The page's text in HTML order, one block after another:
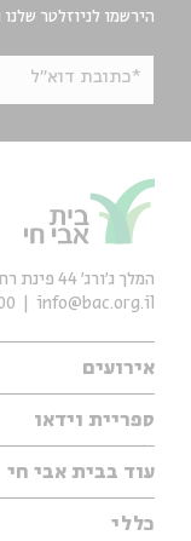
הירשמו לניוזלטר
*כתובת דוא"ל
אירועים
עיון
אנגלית
נוער
ספריית וידאו
ילדים
מוזיקה
עיון
עוד בבית אבי חי
תערוכות
מיוחדים
כללי
המלך ג'ורג' 44 פינת רחוב קק״ל, ירושלים
info@bac.org.il